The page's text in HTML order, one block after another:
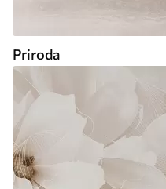
Priroda